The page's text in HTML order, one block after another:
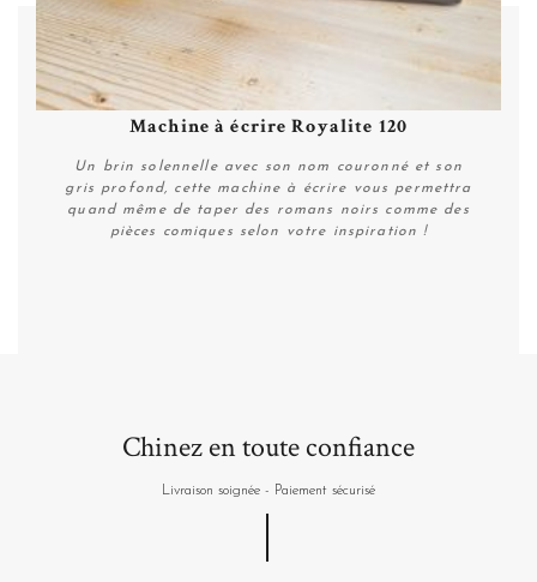
Machine à écrire Royalite 120
Un brin solennelle avec son nom couronné et son
gris profond, cette machine à écrire vous permettra
quand même de taper des romans noirs comme des
pièces comiques selon votre inspiration !
Chinez en toute confiance
Livraison soignée - Paiement sécurisé